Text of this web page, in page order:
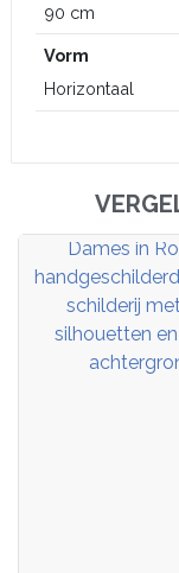
90 cm
Vorm
Horizontaal